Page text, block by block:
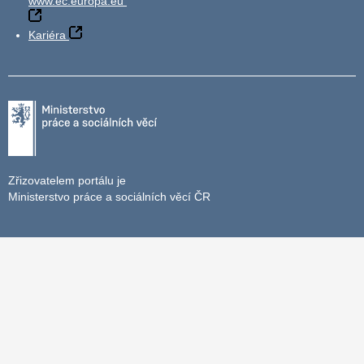
Kariéra
Zřizovatelem portálu je
Ministerstvo práce a sociálních věcí ČR